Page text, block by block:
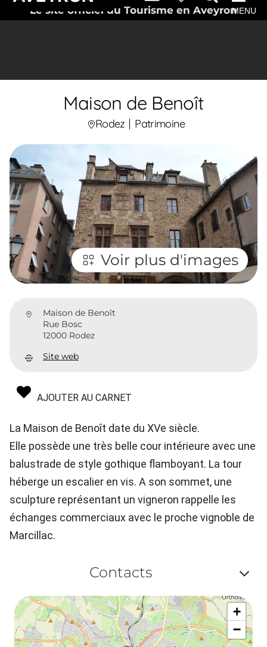
Le site officiel du Tourisme en AveyronMENU
Maison de Benoît
Rodez Patrimoine
Voir plus d'images
Maison de Benoît
Rue Bosc
12000 Rodez
Site web
AJOUTER AU CARNET
La Maison de Benoît date du XVe siècle.
Elle possède une très belle cour intérieure avec une
balustrade de style gothique flamboyant. La tour
héberge un escalier en vis. A son sommet, une
sculpture représentant un vigneron rappelle les
échanges commerciaux avec le proche vignoble de
Marcillac.
Contacts
ou
+
−